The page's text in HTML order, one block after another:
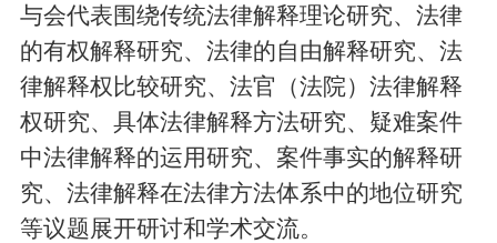
与会代表围绕传统法律解释理论研究、法律
的有权解释研究、法律的自由解释研究、法
律解释权比较研究、 法官（法院）法律解释
权研究、 具体法律解释方法研究、疑难案件
中法律解释的运用研究、案件事实的解释研
究、法律解释在法律方法体系中的地位研究
等议题展开研讨和学术交流。